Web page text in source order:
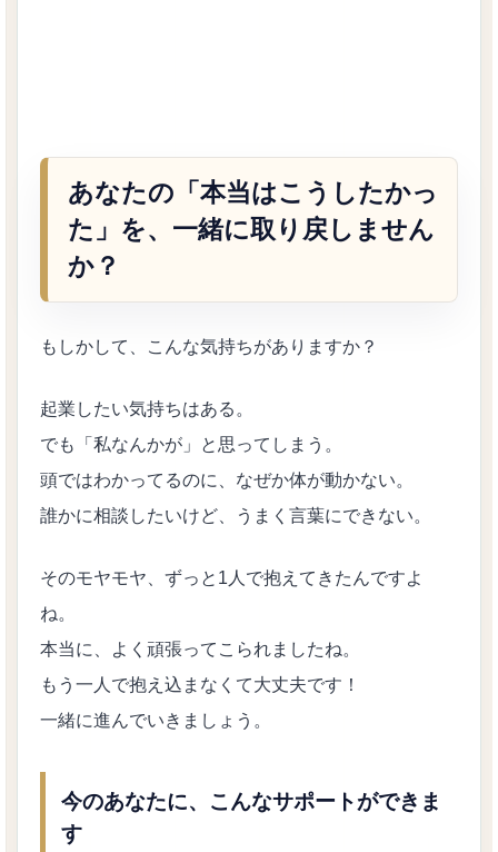
あなたの「本当はこうしたかっ
た」を、一緒に取り戻しません
か？
もしかして、こんな気持ちがありますか？
起業したい気持ちはある。
でも「私なんかが」と思ってしまう。
頭ではわかってるのに、なぜか体が動かない。
誰かに相談したいけど、うまく言葉にできない。
そのモヤモヤ、ずっと1人で抱えてきたんですよ
ね。
本当に、よく頑張ってこられましたね。
もう一人で抱え込まなくて大丈夫です！
一緒に進んでいきましょう。
今のあなたに、こんなサポートができま
す